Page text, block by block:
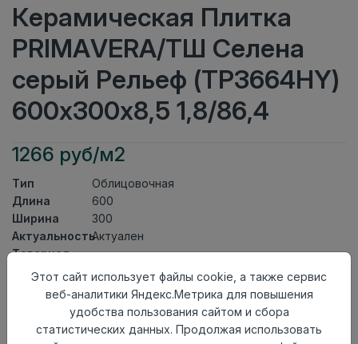
Керамическая Плитка
PRIMAVERA/ТШ Селена
серый Рельеф (ТР3664НY)
600х300х8,5 1,8/86,4
1266 руб/м2
Тип
Облицовочная
Длина
600
Ширина
300
АктуальностьАктуален
Товарная
группа
Толщина
глянцевая
происхождения
Киргизия
Этот сайт использует файлы cookie, а также сервис
веб-аналитики Яндекс.Метрика для повышения
удобства пользования сайтом и сбора
статистических данных. Продолжая использовать